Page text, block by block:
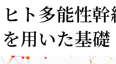
ヒト多能性
を用いた基